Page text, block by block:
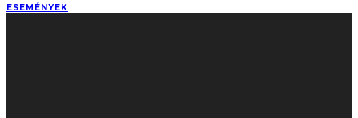
ESEMÉNYEK